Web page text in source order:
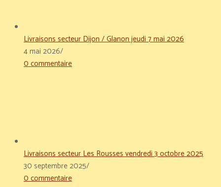
Livraisons secteur Dijon / Glanon jeudi 7 mai 2026
4 mai 2026/
0 commentaire
Livraisons secteur Les Rousses vendredi 3 octobre 2025
30 septembre 2025/
0 commentaire